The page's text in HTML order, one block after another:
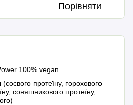
Порівняти
100% vegan
протеїну, горохового
соняшникового протеїну,